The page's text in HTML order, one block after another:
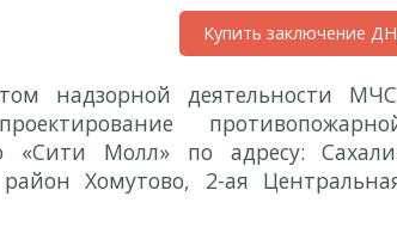
Купить заключение
надзорной деятельности
«Сити Молл» по адресу:
район Хомутово, 2-ая